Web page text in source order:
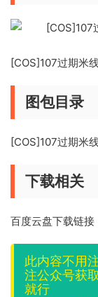
[COS]107过期米
图包目录
[COS]107过期米
下载相关
百度云盘下载链接
此内容不用
注公众号获
就行